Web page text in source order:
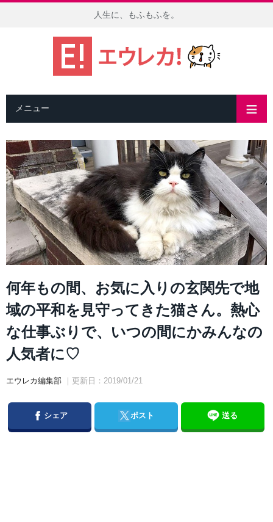
人生に、もふもふを。
メニュー
何年もの間、お気に入りの玄関先で地
域の平和を見守ってきた猫さん。熱心
な仕事ぶりで、いつの間にかみんなの
人気者に♡
エウレカ編集部 ｜更新日：2019/01/21
Facebook
シェア Twitterポスト 送る